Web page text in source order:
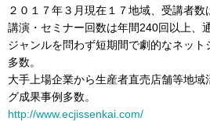
２０１７年３月現在１７地域、受講者数
講演・セミナー回数は年間240回以上、
ジャンルを問わず短期間で劇的なネッ
多数。
大手上場企業から生産者直売店舗等地
グ成果事例多数。
http://www.ecjissenkai.com/